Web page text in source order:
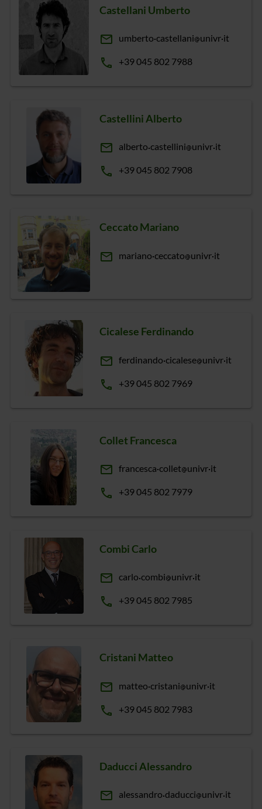
Castellani Umberto
email umberto castellani univr it
phone +39 045 802 7988
Castellini Alberto
email alberto castellini univr it
phone +39 045 802 7908
Ceccato Mariano
email mariano ceccato univr it
Cicalese Ferdinando
email ferdinando cicalese univr it
phone +39 045 802 7969
Collet Francesca
email francesca collet univr it
phone +39 045 802 7979
Combi Carlo
email carlo combi univr it
phone +39 045 802 7985
Cristani Matteo
email matteo cristani univr it
phone +39 045 802 7983
Daducci Alessandro
email alessandro daducci univr it